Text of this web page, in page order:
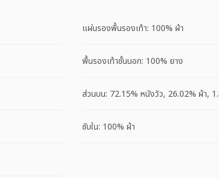
แผ่นรองพื้นรองเท้า: 100% ผ้า
พื้นรองเท้าชั้นนอก: 100% ยาง
ส่วนบน: 72.15% หนังวัว, 26.02% ผ้า,
ซับใน: 100% ผ้า